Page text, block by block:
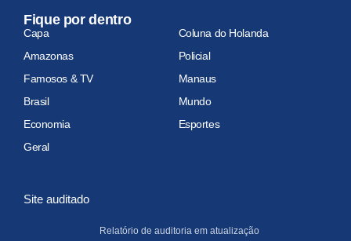
Fique por dentro
Capa
Coluna do Holanda
Amazonas
Policial
Famosos & TV
Manaus
Brasil
Mundo
Economia
Esportes
Geral
Site auditado
Relatório de auditoria em atualização